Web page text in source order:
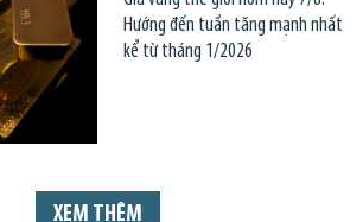
Hướng đến tuần tăng mạnh nhất
kể từ tháng 1/2026
XEM THÊM